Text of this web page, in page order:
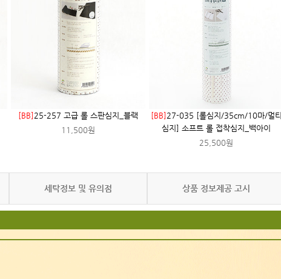
[BB] 25-257 고급 롤 스판심지_블랙
11,500원
[BB] 27-035 [롤심지/35cm/10마/멀티
심지] 소프트 롤 접착심지_백아이
25,500원
세탁정보 및 유의점 상품 정보제공 고시